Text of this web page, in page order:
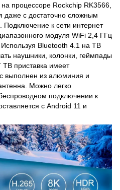
процессоре Rockchip RK3566,
даже с достаточно сложным
к сети интернет
модуля WiFi 2,4 ГГц
Bluetooth 4.1 на ТВ
наушники, колонки, геймпады
приставка имеет
выполнен из алюминия и
Можно легко
подключении к
с Android 11 и